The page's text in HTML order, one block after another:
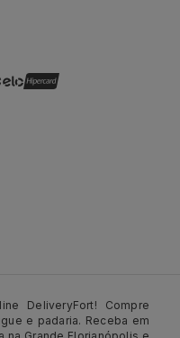
DeliveryFort! Compre
e padaria. Receba em